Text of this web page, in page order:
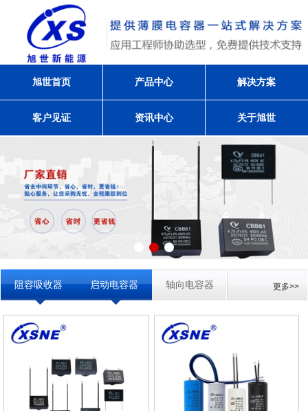
旭世首页 产品中心 解决方案
客户见证 资讯中心 关于旭世
阻容吸收器 启动电容器 轴向电容器 更多>>